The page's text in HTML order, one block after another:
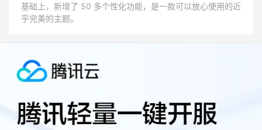
基础上，新增了 50 多个性化功能，是一款可以放心使用的近
乎完美的主题。